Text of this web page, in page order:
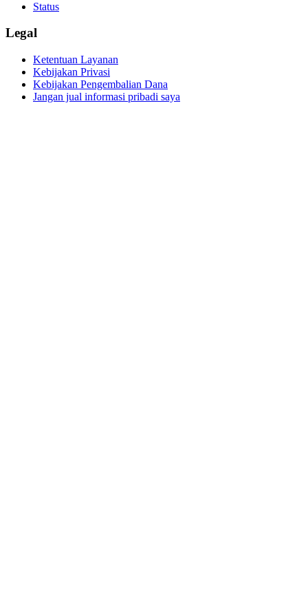
Status
Legal
Ketentuan Layanan
Kebijakan Privasi
Kebijakan Pengembalian Dana
Jangan jual informasi pribadi saya